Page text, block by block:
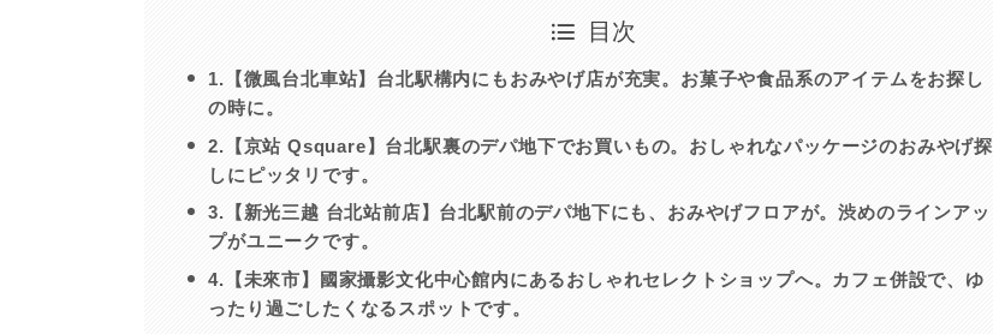
目次
1.【微風台北車站】台北駅構内にもおみやげ店が充実。お菓子や食品系のアイテムをお探し
の時に。
2.【京站 Qsquare】台北駅裏のデパ地下でお買いもの。おしゃれなパッケージのおみやげ探
しにピッタリです。
3.【新光三越 台北站前店】台北駅前のデパ地下にも、おみやげフロアが。渋めのラインアッ
プがユニークです。
4.【未來市】國家攝影文化中心館内にあるおしゃれセレクトショップへ。カフェ併設で、ゆ
ったり過ごしたくなるスポットです。